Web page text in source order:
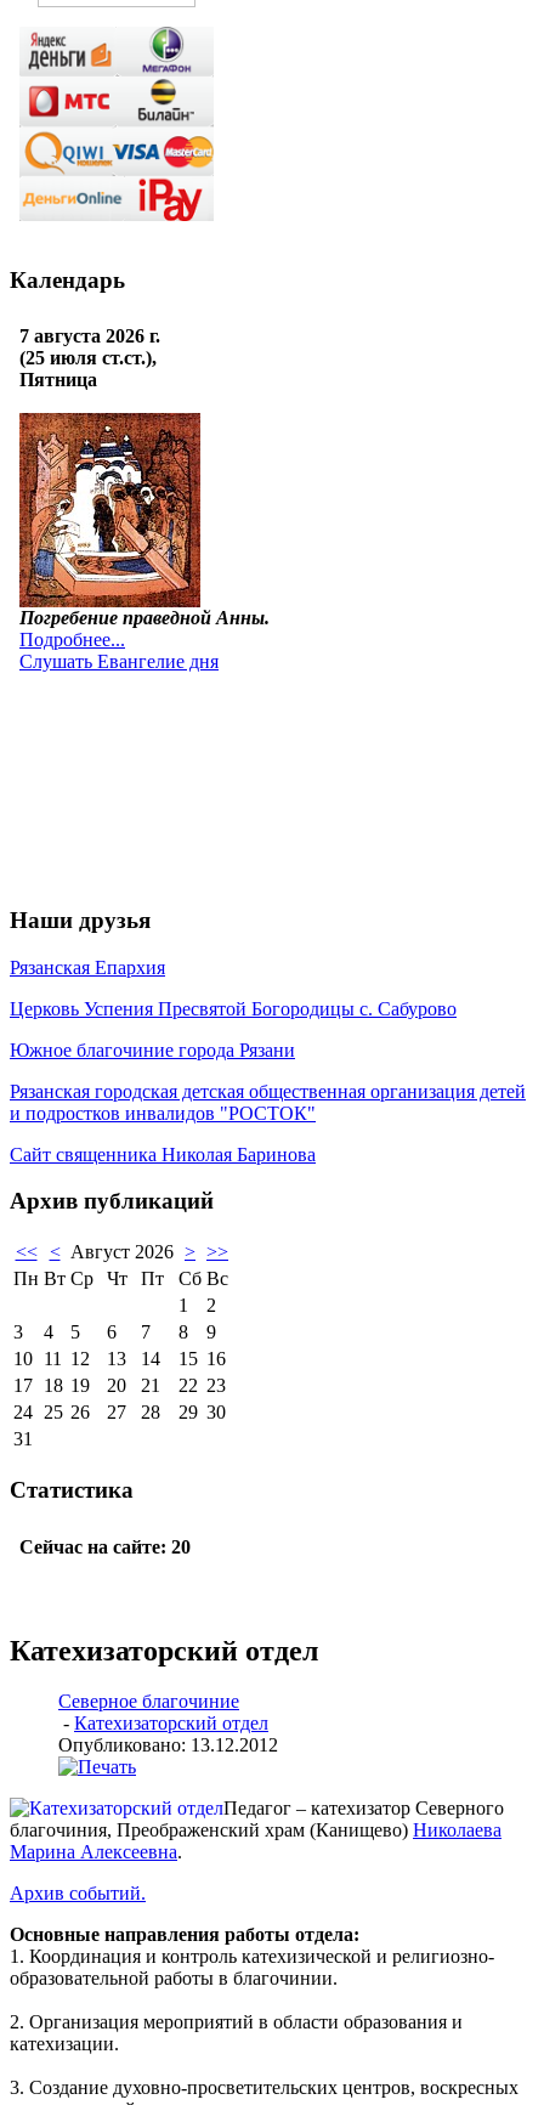
Календарь
Наши друзья
Рязанская Епархия
Церковь Успения Пресвятой Богородицы с. Сабурово
Южное благочиние города Рязани
Рязанская городская детская общественная организация детей
и подростков инвалидов "РОСТОК"
Сайт священника Николая Баринова
Архив публикаций
<< < Август 2026 > >>
Пн Вт Ср Чт Пт Сб Вс
1
2
3
4 5 6 7 8
9
10 11 12 13 14 15 16
17 18 19 20 21 22 23
24 25 26 27 28 29 30
31
Статистика
Катехизаторский отдел
Северное благочиние
- Катехизаторский отдел
Опубликовано: 13.12.2012
Педагог – катехизатор Северного
благочиния, Преображенский храм (Канищево) Николаева
Марина Алексеевна.
Архив событий.
Основные направления работы отдела:
1. Координация и контроль катехизической и религиозно-
образовательной работы в благочинии.
2. Организация мероприятий в области образования и
катехизации.
3. Создание духовно-просветительских центров, воскресных